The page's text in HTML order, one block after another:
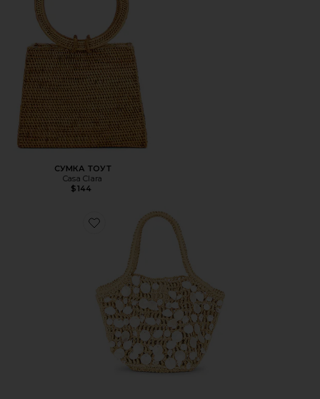
СУМКА ТОУТ
Casa Clara
$144
Favorite СУМКА ALBA